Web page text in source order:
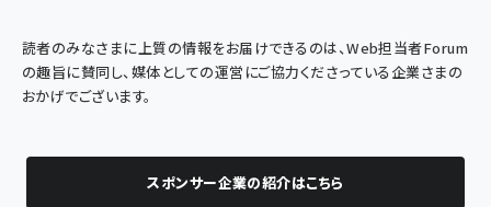
読者のみなさまに上質の情報をお届けできるのは、Web担当者Forum
の趣旨に賛同し、媒体としての運営にご協力くださっている企業さまの
おかげでございます。
スポンサー企業の紹介はこちら